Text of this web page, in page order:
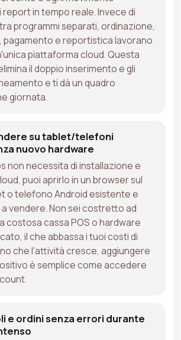
in tempo reale. Invece di
programmi separati, ordinazione,
pagamento e reportistica lavorano
piattaforma cloud. Questa
il doppio inserimento e gli
e ti dà un quadro
giornata.
su tablet/telefoni
nuovo hardware
non necessita di installazione e
puoi aprirlo in un browser sul
o telefono Android esistente e
vendere. Non sei costretto ad
costosa cassa POS o hardware
il che abbassa i tuoi costi di
che l'attività cresce, aggiungere
è semplice come accedere
e ordini senza errori durante